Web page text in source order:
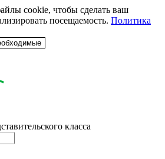
cookie, чтобы сделать ваш
посещаемость. Политика
класса